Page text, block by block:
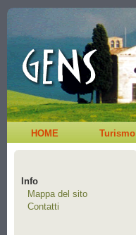
HOME Turismo
Info
Mappa del sito
Contatti